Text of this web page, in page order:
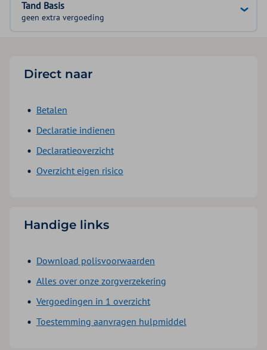
Tand Basis
geen extra vergoeding
Direct naar
Betalen
Declaratie indienen
Declaratieoverzicht
Overzicht eigen risico
Handige links
Download polisvoorwaarden
Alles over onze zorgverzekering
Vergoedingen in 1 overzicht
Toestemming aanvragen hulpmiddel